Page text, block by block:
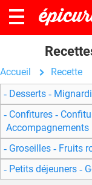
Accueil
Recette
Desserts
Confitures
Accompagnements
Groseilles
Fruits
Petits déjeuners